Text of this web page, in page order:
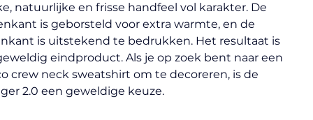
natuurlijke en frisse handfeel vol karakter. De
is geborsteld voor extra warmte, en de
is uitstekend te bedrukken. Het resultaat is
eindproduct. Als je op zoek bent naar een
crew neck sweatshirt om te decoreren, is de
2.0 een geweldige keuze.